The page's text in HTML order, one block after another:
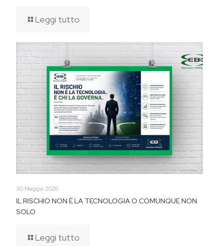
Leggi tutto
30 Maggio 2026
IL RISCHIO NON È LA TECNOLOGIA O COMUNQUE NON
SOLO
Leggi tutto